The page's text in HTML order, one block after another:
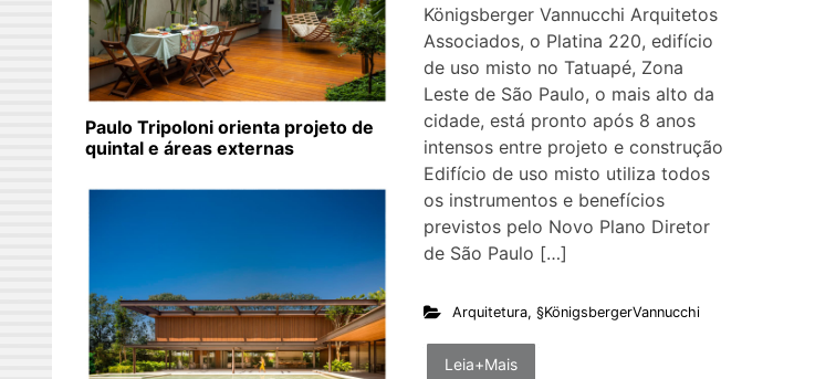
Königsberger Vannucchi Arquitetos
Associados, o Platina 220, edifício
de uso misto no Tatuapé, Zona
Leste de São Paulo, o mais alto da
cidade, está pronto após 8 anos
intensos entre projeto e construção
Edifício de uso misto utiliza todos
os instrumentos e benefícios
previstos pelo Novo Plano Diretor
de São Paulo […]
Arquitetura, §KönigsbergerVannucchi
Leia+Mais
Paulo Tripoloni orienta projeto de
quintal e áreas externas